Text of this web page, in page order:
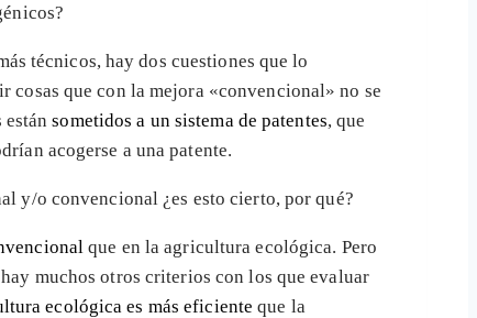
técnicos, hay dos cuestiones que lo
cosas que con la mejora «convencional» no se
estánsometidos a un sistema de patentes, que
acogerse a una patente.
y/o convencional ¿es esto cierto, por qué?
que en la agricultura ecológica. Pero
muchos otros criterios con los que evaluar
ecológica es más eficiente que la